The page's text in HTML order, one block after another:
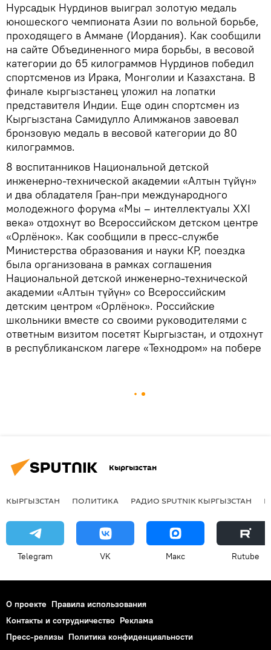
Нурсадык Нурдинов выиграл золотую медаль
юношеского чемпионата Азии по вольной борьбе,
проходящего в Аммане (Иордания). Как сообщили
на сайте Объединенного мира борьбы, в весовой
категории до 65 килограммов Нурдинов победил
спортсменов из Ирака, Монголии и Казахстана. В
финале кыргызстанец уложил на лопатки
представителя Индии. Еще один спортсмен из
Кыргызстана Самидулло Алимжанов завоевал
бронзовую медаль в весовой категории до 80
килограммов.
8 воспитанников Национальной детской
инженерно-технической академии «Алтын түйүн»
и два обладателя Гран-при международного
молодежного форума «Мы – интеллектуалы XXI
века» отдохнут во Всероссийском детском центре
«Орлёнок». Как сообщили в пресс-службе
Министерства образования и науки КР, поездка
была организована в рамках соглашения
Национальной детской инженерно-технической
академии «Алтын түйүн» со Всероссийским
детским центром «Орлёнок». Российские
школьники вместе со своими руководителями с
ответным визитом посетят Кыргызстан, и отдохнут
в республиканском лагере «Технодром» на побере
Кыргызстан
КЫРГЫЗСТАН ПОЛИТИКА РАДИО SPUTNIK КЫРГЫЗСТАН
Telegram VK Макс Rutube
О проекте Правила использования
Контакты и сотрудничество Реклама
Пресс-релизы Политика конфиденциальности